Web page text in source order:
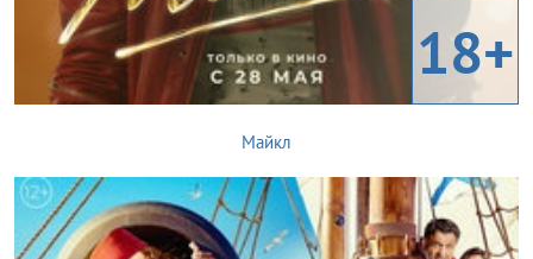
18+
Майкл